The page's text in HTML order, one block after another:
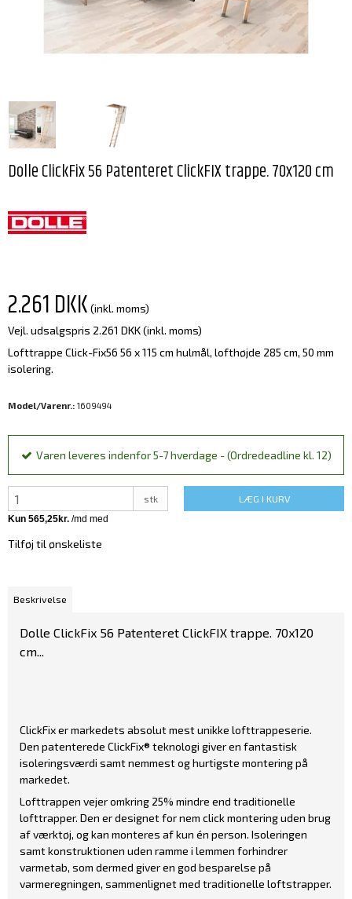
Dolle ClickFix 56 Patenteret ClickFIX trappe. 70x120 cm
2.261 DKK (inkl. moms)
Vejl. udsalgspris 2.261 DKK(inkl. moms)
Lofttrappe Click-Fix56 56 x 115 cm hulmål, lofthøjde 285 cm, 50 mm
isolering.
Model/Varenr.: 1609494
Varen leveres indenfor 5-7 hverdage - (Ordredeadline kl. 12)
stk LÆG I KURV
Tilføj til ønskeliste
Beskrivelse
Dolle ClickFix 56 Patenteret ClickFIX trappe. 70x120
cm
ClickFix er markedets absolut mest unikke lofttrappeserie.
Den patenterede ClickFix® teknologi giver en fantastisk
isoleringsværdi samt nemmest og hurtigste montering på
markedet.
Lofttrappen vejer omkring 25% mindre end traditionelle
lofttrapper. Den er designet for nem click montering uden brug
af værktøj, og kan monteres af kun én person. Isoleringen
samt konstruktionen uden ramme i lemmen forhindrer
varmetab, som dermed giver en god besparelse på
varmeregningen, sammenlignet med traditionelle loftstrapper.